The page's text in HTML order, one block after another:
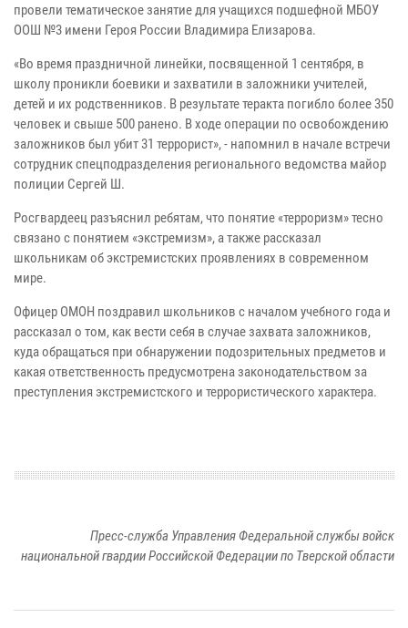
провели тематическое занятие для учащихся подшефной МБОУ
ООШ №3 имени Героя России Владимира Елизарова.
«Во время праздничной линейки, посвященной 1 сентября, в
школу проникли боевики и захватили в заложники учителей,
детей и их родственников. В результате теракта погибло более 350
человек и свыше 500 ранено. В ходе операции по освобождению
заложников был убит 31 террорист», - напомнил в начале встречи
сотрудник спецподразделения регионального ведомства майор
полиции Сергей Ш.
Росгвардеец разъяснил ребятам, что понятие «терроризм» тесно
связано с понятием «экстремизм», а также рассказал
школьникам об экстремистских проявлениях в современном
мире.
Офицер ОМОН поздравил школьников с началом учебного года и
рассказал о том, как вести себя в случае захвата заложников,
куда обращаться при обнаружении подозрительных предметов и
какая ответственность предусмотрена законодательством за
преступления экстремистского и террористического характера.
Пресс-служба Управления Федеральной службы войск
национальной гвардии Российской Федерации по Тверской области